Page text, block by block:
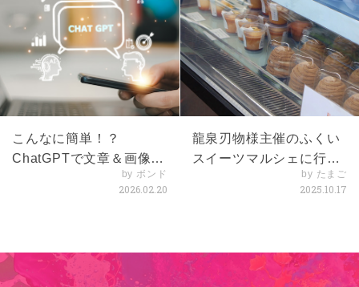
こんなに簡単！？
ChatGPTで文章＆画像体
by ボンド
2026.02.20
龍泉刃物様主催のふくい
スイーツマルシェに行っ
by たまご
2025.10.17